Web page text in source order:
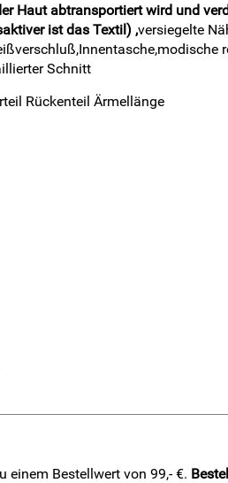
Haut abtransportiert wird und
ist das Textil) ,versiegelte
Schnitt
Rückenteil Ärmellänge
einem Bestellwert von 99,- €.